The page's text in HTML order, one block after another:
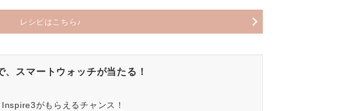
レシピはこちら♪
、スマートウォッチが当たる！
がもらえるチャンス！